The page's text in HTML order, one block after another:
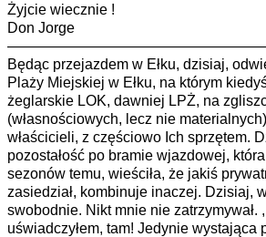
Żyjcie wiecznie !
Don Jorge
Będąc przejazdem w Ełku, dzisiaj,
Plaży Miejskiej w Ełku, na którym
żeglarskie LOK, dawniej LPŻ, na
(własnościowych, lecz nie
właścicieli, z częściowo Ich sprzętem.
pozostałość po bramie wjazdowej,
sezonów temu, wieściła, że jakiś
zasiedział, kombinuje inaczej. Dzisiaj,
swobodnie. Nikt mnie nie zatrzymywał.
uświadczyłem, tam! Jedynie wystająca